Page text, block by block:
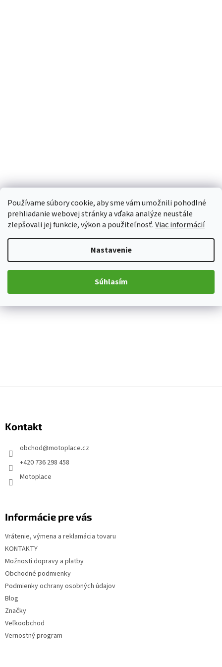
Používame súbory cookie, aby sme vám umožnili pohodlné
prehliadanie webovej stránky a vďaka analýze neustále
zlepšovali jej funkcie, výkon a použiteľnosť.Viac informácií
Nastavenie
Súhlasím
äKontakt
obchod@motoplace.cz
+420 736 298 458
Motoplace
Informácie pre vás
Vrátenie, výmena a reklamácia tovaru
KONTAKTY
Možnosti dopravy a platby
Obchodné podmienky
Podmienky ochrany osobných údajov
Blog
Značky
Veľkoobchod
Vernostný program